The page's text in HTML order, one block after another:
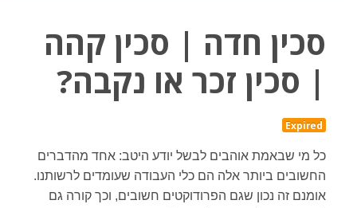
סכין חדה | סכין קהה
| סכין זכר או נקבה?
Expired
כל מי שבאמת אוהבים לבשל יודע היטב: אחד מהדברים
החשובים ביותר אלה הם כלי העבודה שעומדים לרשותנו.
אומנם זה נכון שגם הפרודוקטים חשובים, וכך קורה גם